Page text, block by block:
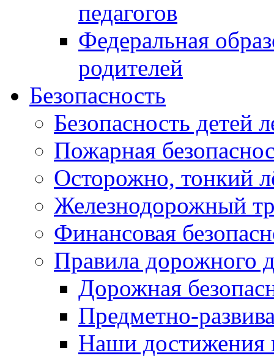
педагогов
Федеральная
родителей
Безопасность
Безопасность детей
Пожарная
Осторожно, тонкий
Железнодорожный
Финансовая
Правила дорожного
Дорожная
Предметно-
Наши